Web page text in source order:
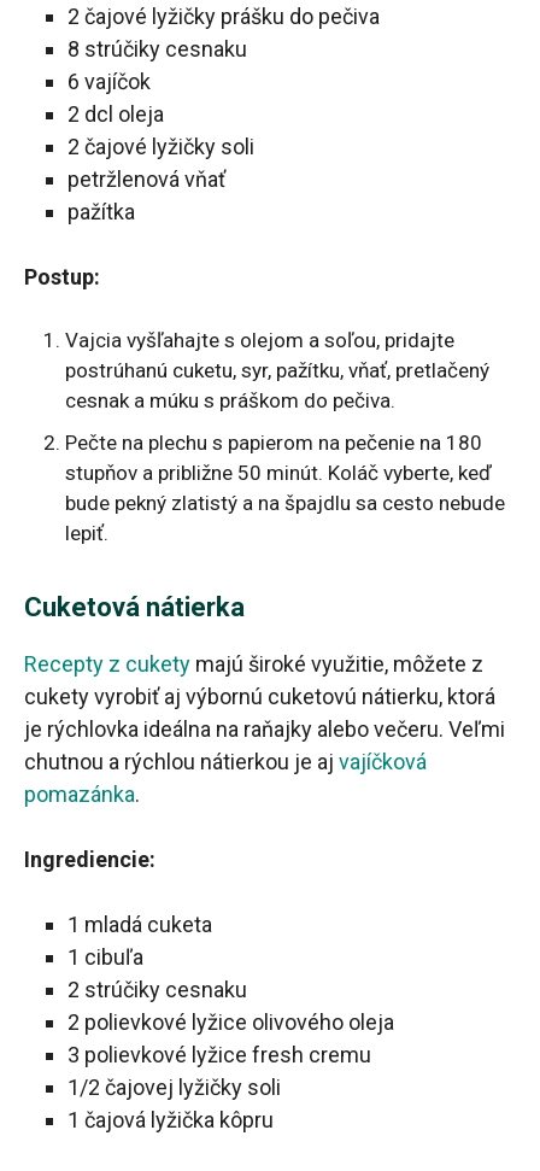
2 čajové lyžičky prášku do pečiva
8 strúčiky cesnaku
6 vajíčok
2 dcl oleja
2 čajové lyžičky soli
petržlenová vňať
pažítka
Postup:
Vajcia vyšľahajte s olejom a soľou, pridajte
postrúhanú cuketu, syr, pažítku, vňať, pretlačený
cesnak a múku s práškom do pečiva.
Pečte na plechu s papierom na pečenie na 180
stupňov a približne 50 minút. Koláč vyberte, keď
bude pekný zlatistý a na špajdlu sa cesto nebude
lepiť.
Cuketová nátierka
Recepty z cukety majú široké využitie, môžete z
cukety vyrobiť aj výbornú cuketovú nátierku, ktorá
je rýchlovka ideálna na raňajky alebo večeru. Veľmi
chutnou a rýchlou nátierkou je aj vajíčková
pomazánka.
Ingrediencie:
1 mladá cuketa
1 cibuľa
2 strúčiky cesnaku
2 polievkové lyžice olivového oleja
3 polievkové lyžice fresh cremu
1/2 čajovej lyžičky soli
1 čajová lyžička kôpru